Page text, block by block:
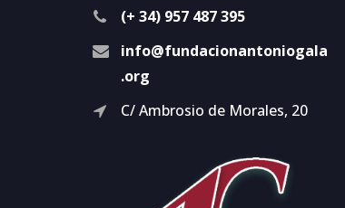
(+ 34) 957 487 395
info@fundacionantoniogala
.org
C/ Ambrosio de Morales, 20